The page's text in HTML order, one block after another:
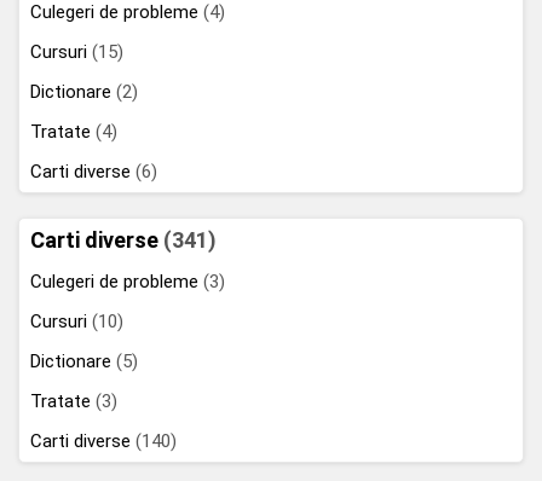
Culegeri de probleme (4)
Cursuri (15)
Dictionare (2)
Tratate (4)
Carti diverse (6)
Carti diverse (341)
Culegeri de probleme (3)
Cursuri (10)
Dictionare (5)
Tratate (3)
Carti diverse (140)